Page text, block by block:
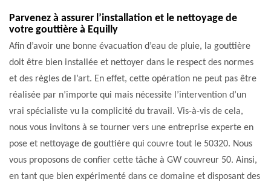
Parvenez à assurer l’installation et le nettoyage de
votre gouttière à Equilly
Afin d’avoir une bonne évacuation d’eau de pluie, la gouttière
doit être bien installée et nettoyer dans le respect des normes
et des règles de l’art. En effet, cette opération ne peut pas être
réalisée par n’importe qui mais nécessite l’intervention d’un
vrai spécialiste vu la complicité du travail. Vis-à-vis de cela,
nous vous invitons à se tourner vers une entreprise experte en
pose et nettoyage de gouttière qui couvre tout le 50320. Nous
vous proposons de confier cette tâche à GW couvreur 50. Ainsi,
en tant que bien expérimenté dans ce domaine et disposant des